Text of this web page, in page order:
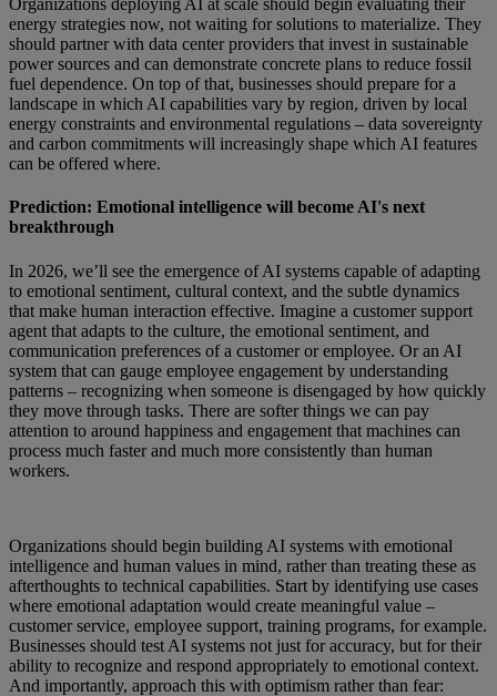
Organizations deploying AI at scale should begin evaluating their
energy strategies now, not waiting for solutions to materialize. They
should partner with data center providers that invest in sustainable
power sources and can demonstrate concrete plans to reduce fossil
fuel dependence. On top of that, businesses should prepare for a
landscape in which AI capabilities vary by region, driven by local
energy constraints and environmental regulations – data sovereignty
and carbon commitments will increasingly shape which AI features
can be offered where.
Prediction: Emotional intelligence will become AI's next
breakthrough
In 2026, we’ll see the emergence of AI systems capable of adapting
to emotional sentiment, cultural context, and the subtle dynamics
that make human interaction effective. Imagine a customer support
agent that adapts to the culture, the emotional sentiment, and
communication preferences of a customer or employee. Or an AI
system that can gauge employee engagement by understanding
patterns – recognizing when someone is disengaged by how quickly
they move through tasks. There are softer things we can pay
attention to around happiness and engagement that machines can
process much faster and much more consistently than human
workers.
Organizations should begin building AI systems with emotional
intelligence and human values in mind, rather than treating these as
afterthoughts to technical capabilities. Start by identifying use cases
where emotional adaptation would create meaningful value –
customer service, employee support, training programs, for example.
Businesses should test AI systems not just for accuracy, but for their
ability to recognize and respond appropriately to emotional context.
And importantly, approach this with optimism rather than fear: